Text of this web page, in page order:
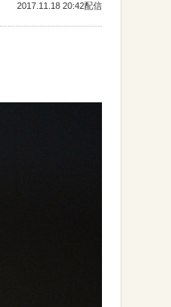
2017.11.18 20:42配信